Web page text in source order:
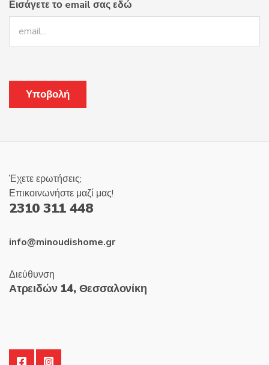
Εισάγετε το email σας εδώ
Έχετε ερωτήσεις;
Επικοινωνήστε μαζί μας!
2310 311 448
info@minoudishome.gr
Διεύθυνση
Ατρειδών 14, Θεσσαλονίκη